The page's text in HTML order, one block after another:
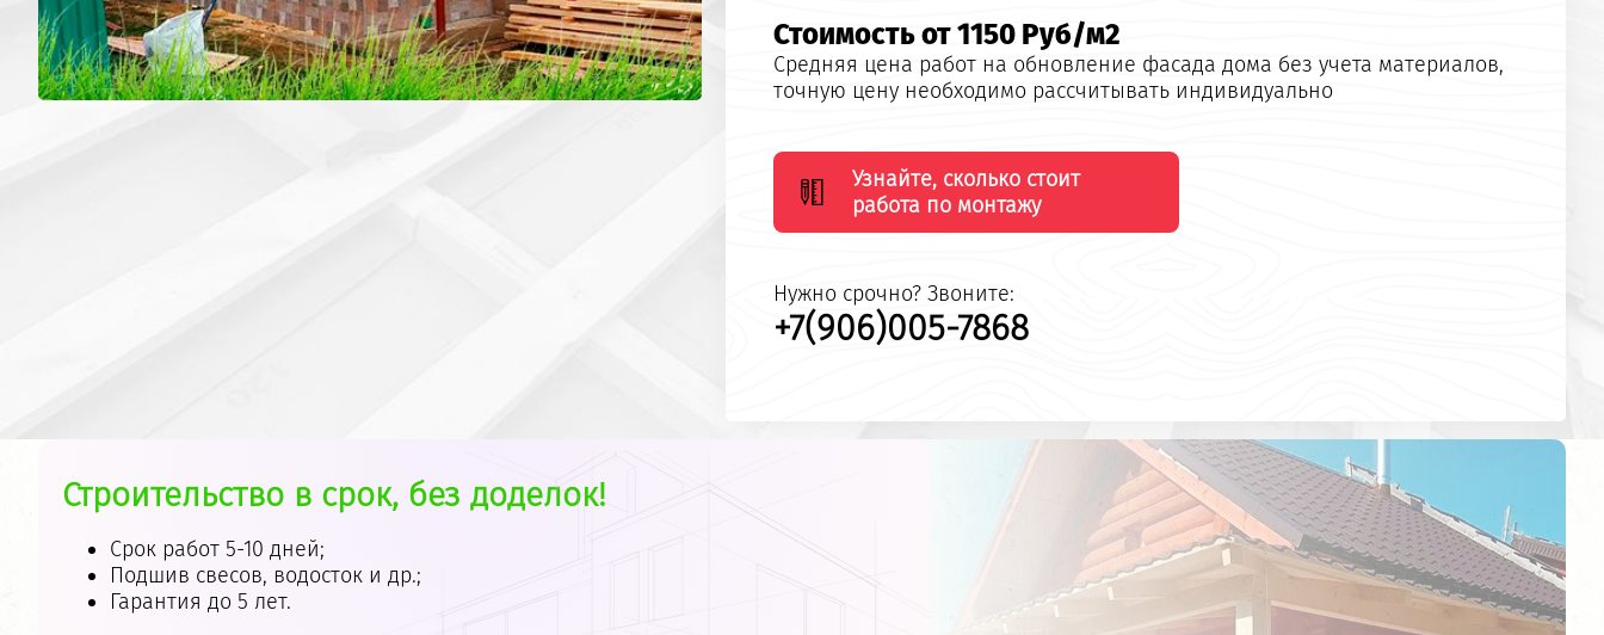
Стоимость от 1150 Руб/м2
Средняя цена работ на обновление фасада дома без учета материалов,
точную цену необходимо рассчитывать индивидуально
Узнайте, сколько стоит
работа по монтажу
Нужно срочно? Звоните:
+7(906)005-7868
Строительство в срок, без доделок!
Срок работ 5-10 дней;
Подшив свесов, водосток и др.;
Гарантия до 5 лет.